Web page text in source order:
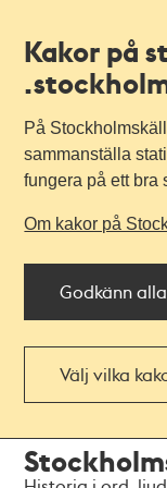
Kakor på
På
sammanställa
fungera på ett bra
Om kakor på
Godkänn
Välj vilka
navigationen
huvudinnehållet